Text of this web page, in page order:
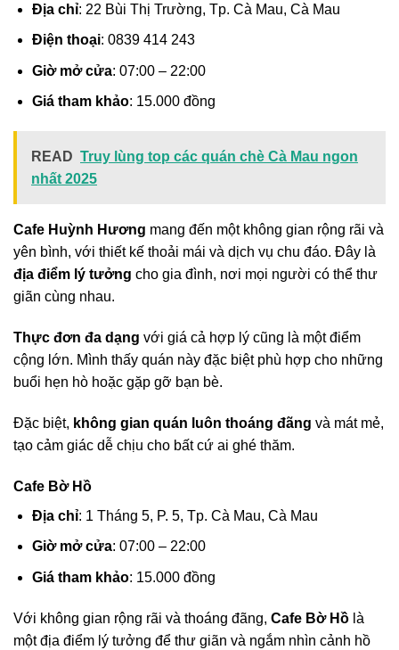
Địa chỉ: 22 Bùi Thị Trường, Tp. Cà Mau, Cà Mau
Điện thoại: 0839 414 243
Giờ mở cửa: 07:00 – 22:00
Giá tham khảo: 15.000 đồng
READ Truy lùng top các quán chè Cà Mau ngon
nhất 2025
Cafe Huỳnh Hương mang đến một không gian rộng rãi và
yên bình, với thiết kế thoải mái và dịch vụ chu đáo. Đây là
địa điểm lý tưởng cho gia đình, nơi mọi người có thể thư
giãn cùng nhau.
Thực đơn đa dạng với giá cả hợp lý cũng là một điểm
cộng lớn. Mình thấy quán này đặc biệt phù hợp cho những
buổi hẹn hò hoặc gặp gỡ bạn bè.
Đặc biệt, không gian quán luôn thoáng đãng và mát mẻ,
tạo cảm giác dễ chịu cho bất cứ ai ghé thăm.
Cafe Bờ Hồ
Địa chỉ: 1 Tháng 5, P. 5, Tp. Cà Mau, Cà Mau
Giờ mở cửa: 07:00 – 22:00
Giá tham khảo: 15.000 đồng
Với không gian rộng rãi và thoáng đãng, Cafe Bờ Hồ là
một địa điểm lý tưởng để thư giãn và ngắm nhìn cảnh hồ